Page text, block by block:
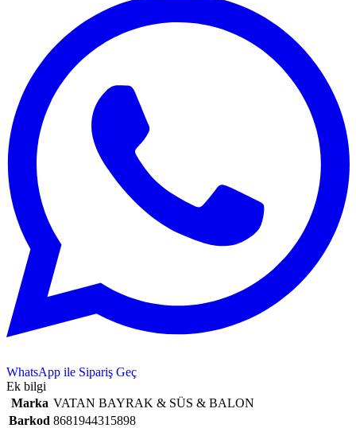
WhatsApp ile Sipariş Geç
Ek bilgi
Marka VATAN BAYRAK & SÜS & BALON
Barkod 8681944315898